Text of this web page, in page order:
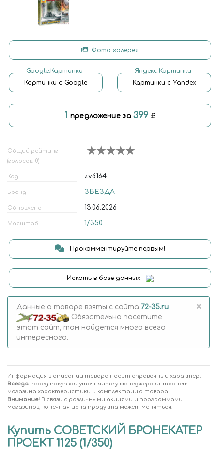
Фото галерея
Google.Картинки
Картинки с Google
Яндекс.Картинки
Картинки с Yandex
1 предложение за399
Общий рейтинг
(голосов: 0)
Код zv6164
Бренд ЗВЕЗДА
Обновлено 13.06.2026
Масштаб 1/350
Прокомментируйте первым!
Искать в базе данных
Данные о товаре взяты с сайта 72-35.ru
Обязательно посетите
этот сайт, там найдется много всего
интересного.
×
Информация в описании товара носит справочный характер.
Всегда перед покупкой уточняйте у менеджера интернет-
магазина характеристики и комплектацию товара.
Внимание! В связи с различными акциями и программами
магазинов, конечная цена продукта может меняться.
Купить СОВЕТСКИЙ БРОНЕКАТЕР
ПРОЕКТ 1125 (1/350)